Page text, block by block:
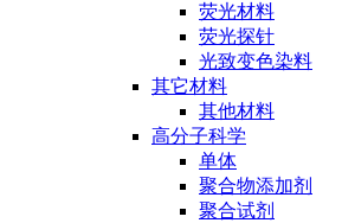
荧光材料
荧光探针
光致变色染料
其它材料
其他材料
高分子科学
单体
聚合物添加剂
聚合试剂